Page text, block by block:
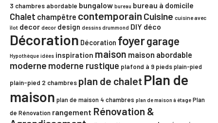
3 chambres abordable bungalow bureau bureau à domicile
Chalet champêtre contemporain Cuisine cuisine avec
îlot decor decor design dessins drummond DIY déco
Décoration Décoration foyergarage
Hypothèque idées inspiration maison maison abordable
moderne moderne rustique plafond à 9 piedsplain-pied
plain-pied 2 chambres plan de chalet Plan de
maison plan de maison 4 chambres plan de maison à étage Plan
de Rénovation rangement Rénovation &